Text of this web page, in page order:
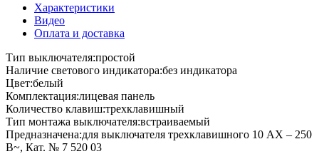
Характеристики
Видео
Оплата и доставка
Тип выключателя:простой
Наличие светового индикатора:без индикатора
Цвет:белый
Комплектация:лицевая панель
Количество клавиш:трехклавишный
Тип монтажа выключателя:встраиваемый
Предназначена:для выключателя трехклавишного 10 AX – 250
В~, Кат. № 7 520 03